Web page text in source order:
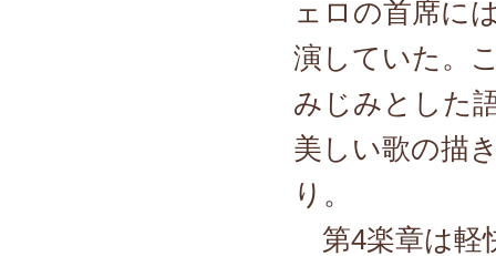
ェロの首席に
演していた。
みじみとした
美しい歌の描
り。
第4楽章は軽